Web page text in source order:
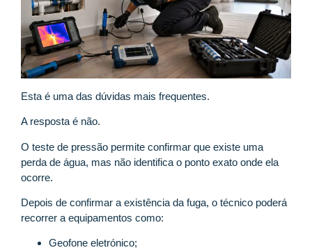
Esta é uma das dúvidas mais frequentes.
A resposta é não.
O teste de pressão permite confirmar que existe uma
perda de água, mas não identifica o ponto exato onde ela
ocorre.
Depois de confirmar a existência da fuga, o técnico poderá
recorrer a equipamentos como:
Geofone eletrónico;